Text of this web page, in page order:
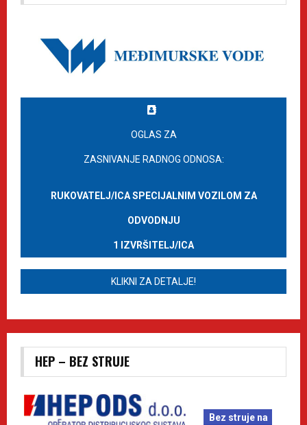
OGLAS ZA
ZASNIVANJE RADNOG ODNOSA:
RUKOVATELJ/ICA SPECIJALNIM VOZILOM ZA
ODVODNJU
1 IZVRŠITELJ/ICA
KLIKNI ZA DETALJE!
HEP – BEZ STRUJE
Bez struje na